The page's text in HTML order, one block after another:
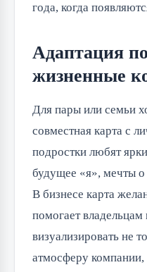
года, когда
Адаптация
жизненные
Для пары или семьи
совместная карта с
подростки любят
будущее «я», мечты
В бизнесе карта
помогает
визуализировать не
атмосферу компании,